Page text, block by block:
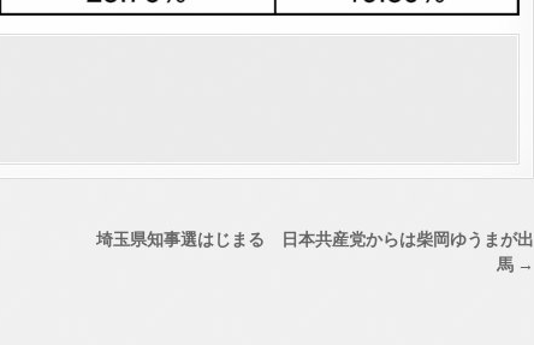
埼玉県知事選はじまる 日本共産党からは柴岡ゆうまが出
馬 →